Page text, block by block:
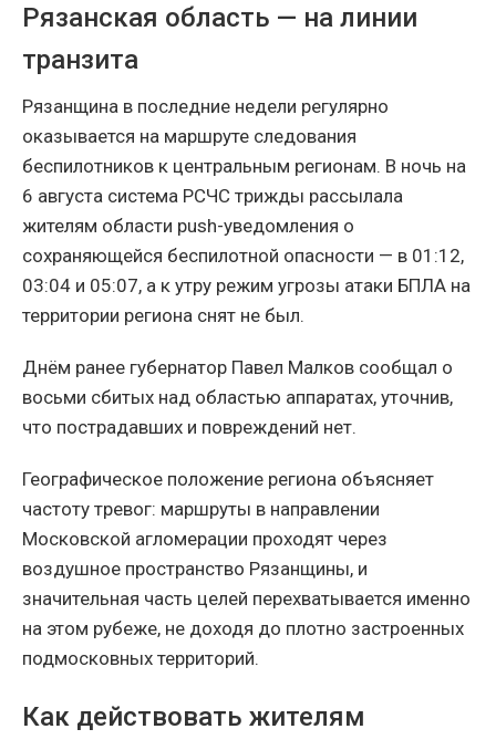
Рязанская область — на линии
транзита
Рязанщина в последние недели регулярно
оказывается на маршруте следования
беспилотников к центральным регионам. В ночь на
6 августа система РСЧС трижды рассылала
жителям области push-уведомления о
сохраняющейся беспилотной опасности — в 01:12,
03:04 и 05:07, а к утру режим угрозы атаки БПЛА на
территории региона снят не был.
Днём ранее губернатор Павел Малков сообщал о
восьми сбитых над областью аппаратах, уточнив,
что пострадавших и повреждений нет.
Географическое положение региона объясняет
частоту тревог: маршруты в направлении
Московской агломерации проходят через
воздушное пространство Рязанщины, и
значительная часть целей перехватывается именно
на этом рубеже, не доходя до плотно застроенных
подмосковных территорий.
Как действовать жителям